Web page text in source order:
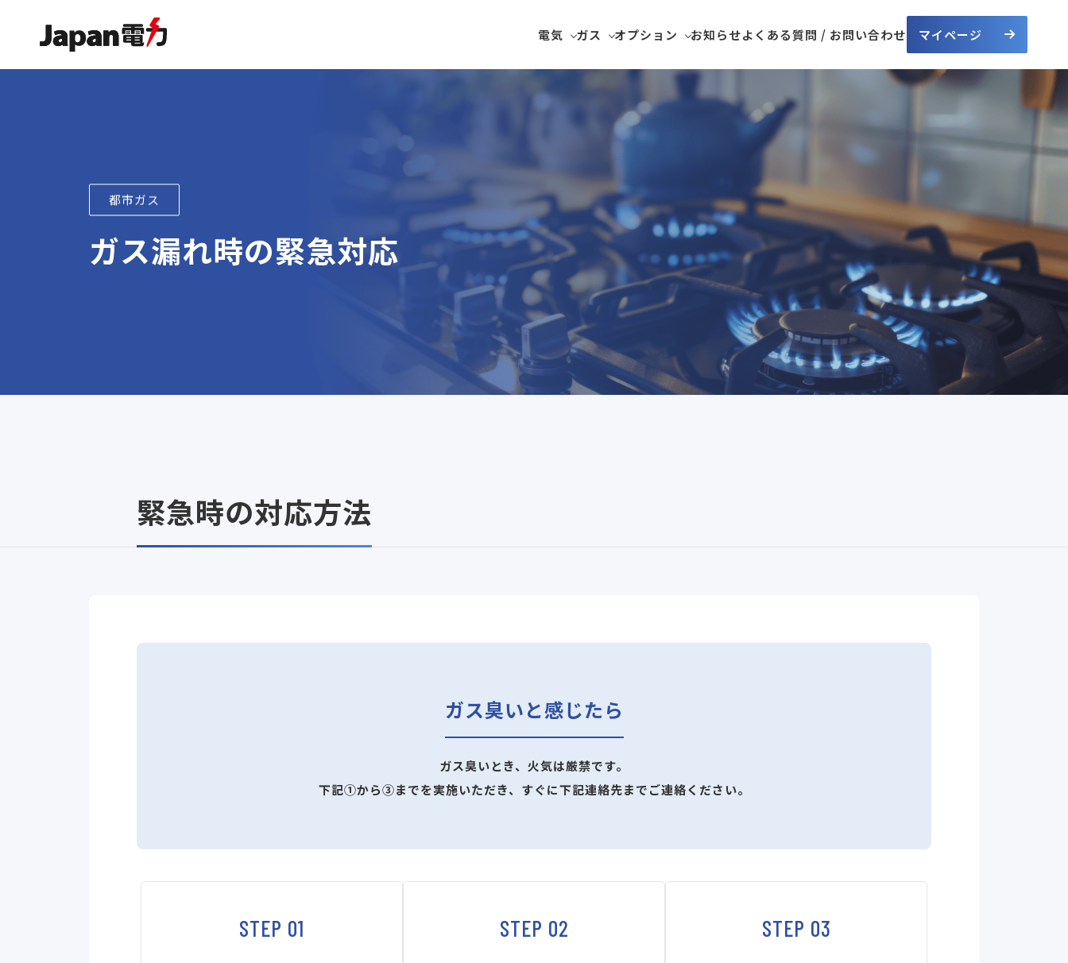
電気 ガス オプション お知らせよくある質問 / お問い合わせ マイページ
都市ガス
ガス漏れ時の緊急対応
緊急時の対応方法
ガス臭いと感じたら
ガス臭いとき、火気は厳禁です。
下記①から③までを実施いただき、すぐに下記連絡先までご連絡ください。
STEP 01 STEP 02 STEP 03